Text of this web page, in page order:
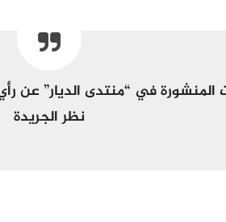
المنشورة في “منتدى الديار” عن
نظر الجريدة